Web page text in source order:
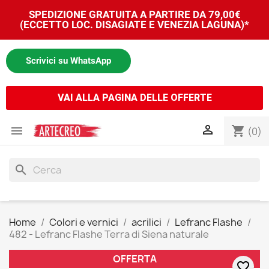
SPEDIZIONE GRATUITA A PARTIRE DA 79,00€
(ECCETTO LOC. DISAGIATE E VENEZIA LAGUNA)*
Scrivici su WhatsApp
VAI ALLA PAGINA DELLE OFFERTE
 shopping_cart (0)

search
Home Colori e vernici acrilici
Lefranc Flashe
482 - Lefranc Flashe Terra di Siena naturale
OFFERTA